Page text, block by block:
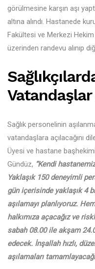
görülmesine karşın aşı
altına alındı. Hastanede
Fakültesi ve Merkezi
üzerinden randevu alınıp
Vatandaşlar
Sağlık personelinin
vatandaşlara açılacağını
Üyesi ve hastane
Gündüz, “Kendi
Yaklaşık 150 deneyimli
gün içerisinde yaklaşık 4
aşılamayı planlıyoruz.
halkımıza açacağız ve
sabah 08.00 ile akşam
edecek. İnşallah hızlı,
aşılamaları